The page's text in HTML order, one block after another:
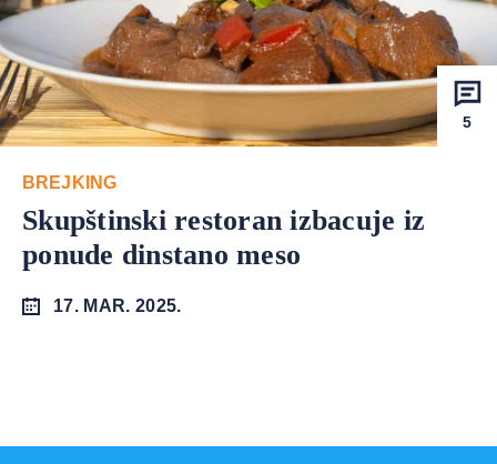
5
BREJKING
Skupštinski restoran izbacuje iz
ponude dinstano meso
17. MAR. 2025.